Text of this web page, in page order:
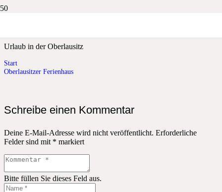
Urlaub in der Oberlausitz
Start
Oberlausitzer Ferienhaus
Schreibe einen Kommentar
Deine E-Mail-Adresse wird nicht veröffentlicht. Erforderliche
Felder sind mit * markiert
Bitte füllen Sie dieses Feld aus.